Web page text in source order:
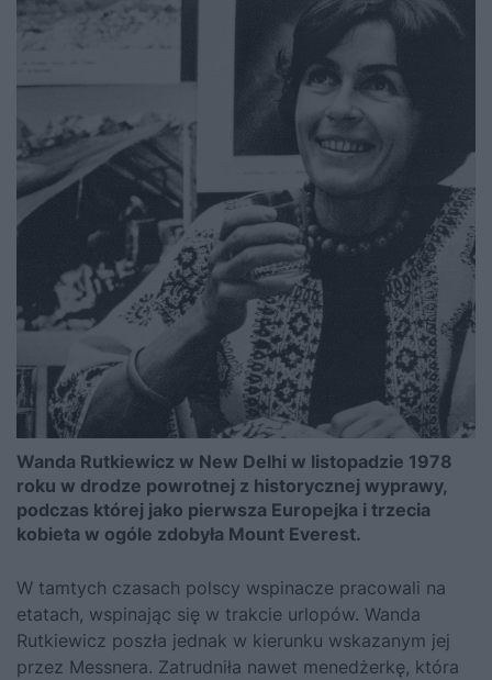
Wanda Rutkiewicz w New Delhi w listopadzie 1978
roku w drodze powrotnej z historycznej wyprawy,
podczas której jako pierwsza Europejka i trzecia
kobieta w ogóle zdobyła Mount Everest.
W tamtych czasach polscy wspinacze pracowali na
etatach, wspinając się w trakcie urlopów. Wanda
Rutkiewicz poszła jednak w kierunku wskazanym jej
przez Messnera. Zatrudniła nawet menedżerkę, która